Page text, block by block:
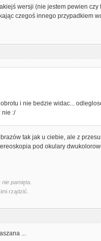
wersji (nie jestem pewien
czegoś innego przypadkiem
i nie bedzie widac...
nie :/
tak jak u ciebie, ale z
pod okulary
pamięta.
rządzić.
...